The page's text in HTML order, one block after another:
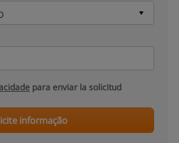
para enviar la solicitud
informação